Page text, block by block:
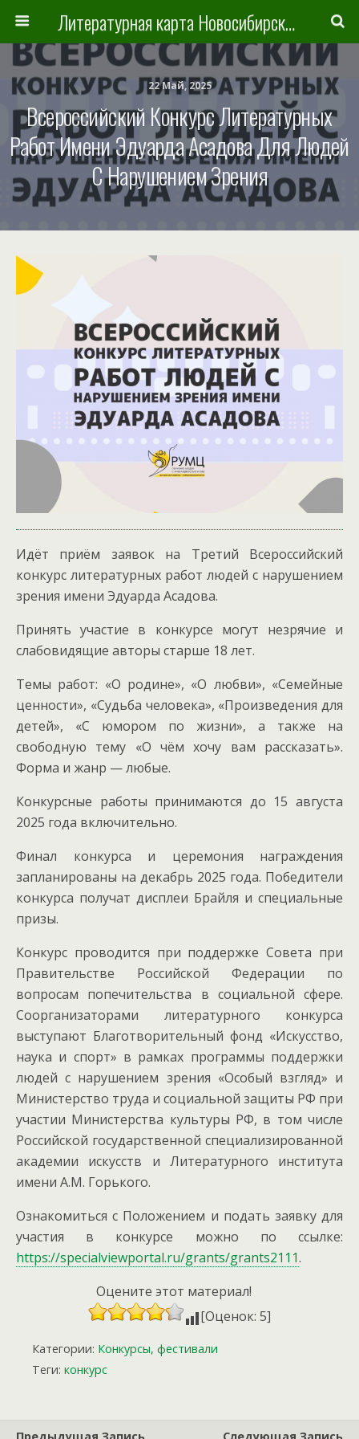
Литературная карта Новосибирска и Новосибирской области
22 Май, 2025
Всероссийский Конкурс Литературных
Работ Имени Эдуарда Асадова Для Людей
С Нарушением Зрения
Идёт приём заявок на Третий Всероссийский
конкурс литературных работ людей с нарушением
зрения имени Эдуарда Асадова.
Принять участие в конкурсе могут незрячие и
слабовидящие авторы старше 18 лет.
Темы работ: «О родине», «О любви», «Семейные
ценности», «Судьба человека», «Произведения для
детей», «С юмором по жизни», а также на
свободную тему «О чём хочу вам рассказать».
Форма и жанр — любые.
Конкурсные работы принимаются до 15 августа
2025 года включительно.
Финал конкурса и церемония награждения
запланированы на декабрь 2025 года. Победители
конкурса получат дисплеи Брайля и специальные
призы.
Конкурс проводится при поддержке Совета при
Правительстве Российской Федерации по
вопросам попечительства в социальной сфере.
Соорганизаторами литературного конкурса
выступают Благотворительный фонд «Искусство,
наука и спорт» в рамках программы поддержки
людей с нарушением зрения «Особый взгляд» и
Министерство труда и социальной защиты РФ при
участии Министерства культуры РФ, в том числе
Российской государственной специализированной
академии искусств и Литературного института
имени А.М. Горького.
Ознакомиться с Положением и подать заявку для
участия в конкурсе можно по ссылке:
https://specialviewportal.ru/grants/grants2111.
Оцените этот материал!
[Оценок: 5]
Категории: Конкурсы, фестивали
Теги: конкурс